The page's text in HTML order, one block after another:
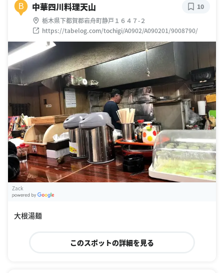
B 中華四川料理天山
栃木県下都賀郡岩舟町静戸１６４７-２
https://tabelog.com/tochigi/A0902/A090201/9008790/
10
Zack
大根湯麺
このスポットの詳細を見る